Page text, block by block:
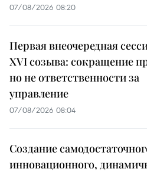
07/08/2026 08:20
Первая внеочередная
XVI созыва: сокращение
но не ответственности за
управление
07/08/2026 08:04
Создание
инновационного,